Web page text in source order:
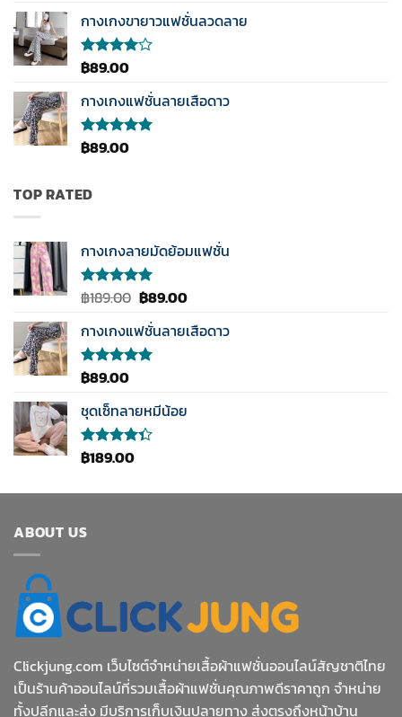
3.50
ตั้งแต่
1-5
คะแนน
กางเกงขายาวแฟชั่นลวดลาย
ให้
4.00
ตั้งแต่ 1-
5
คะแนน
฿89.00
กางเกงแฟชั่นลายเสือดาว
ให้คะแนน
คะแนน
฿89.00
TOP RATED
กางเกงลายมัดย้อมแฟชั่น
ให้คะแนน
คะแนน
฿189.00 Original
was:
฿189.00.
฿89.00Current
is:
กางเกงแฟชั่นลายเสือดาว
ให้คะแนน
คะแนน
฿89.00
ชุดเซ็ทลายหมีน้อย
ให้
฿189.00
ABOUT US
Clickjung.com เว็บไซต์จำหน่ายเสื้อผ้าแฟชั่นออนไลน์สัญชาติไทย
เป็นร้านค้าออนไลน์ที่รวมเสื้อผ้าแฟชั่นคุณภาพดีราคาถูก จำหน่าย
ทั้งปลีกและส่ง มีบริการเก็บเงินปลายทาง ส่งตรงถึงหน้าบ้าน